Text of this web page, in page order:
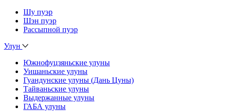
Шу пуэр
Шэн пуэр
Рассыпной пуэр
Улун
Южнофуцзяньские улуны
Уишаньские улуны
Гуандунские улуны (Дань Цуны)
Тайваньские улуны
Выдержанные улуны
ГАБА улуны